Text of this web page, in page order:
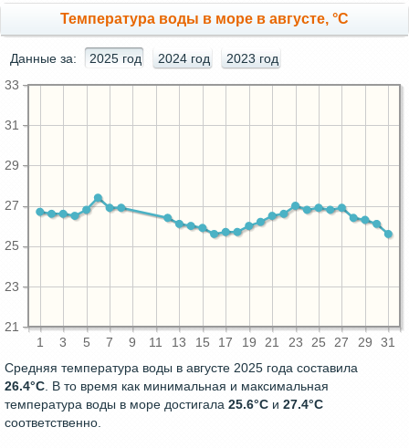
Температура воды в море в августе, °C
Данные за: 2025 год 2024 год 2023 год
1 3 5 7 9 11 13 15 17 19 21 23 25 27 29 31
21
23
25
27
29
31
33
Средняя температура воды в августе 2025 года составила
26.4°C. В то время как минимальная и максимальная
температура воды в море достигала 25.6°C и 27.4°C
соответственно.